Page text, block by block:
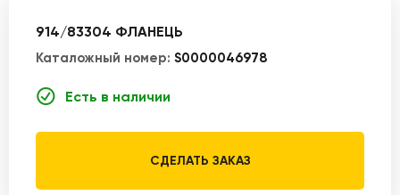
914/83304 ФЛАНЕЦЬ
Каталожный номер: S0000046978
Есть в наличии
СДЕЛАТЬ ЗАКАЗ